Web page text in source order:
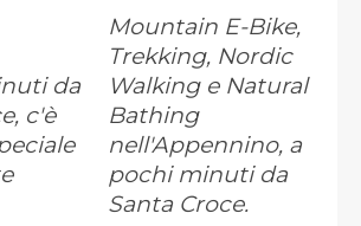
da
c'è
Mountain E-Bike,
Trekking, Nordic
Walking e Natural
Bathing
nell'Appennino, a
pochi minuti da
Santa Croce.